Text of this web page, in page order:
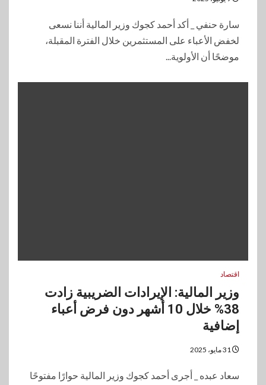
سارة حنفي _ أكد أحمد كجوك وزير المالية أننا نسعى
لخفض الأعباء على المستثمرين خلال الفترة المقبلة،
موضحًا أن الأولوية...
اقتصاد
وزير المالية: الإيرادات الضريبية زادت
38% خلال 10 أشهر دون فرض أعباء
إضافية
سعاد عبده _ أجرى أحمد كجوك وزير المالية حوارًا مفتوحًا